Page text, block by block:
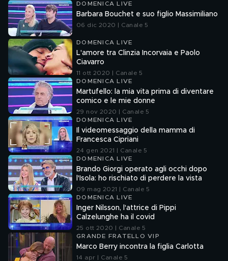
DOMENICA LIVE
Barbara Bouchet e suo figlio Massimiliano
06 dic 2020 | Canale 5
DOMENICA LIVE
L'amore tra Clinzia Incorvaia e Paolo
Ciavarro
11 ott 2020 | Canale 5
DOMENICA LIVE
Martufello: la mia vita prima di diventare
comico e le mie donne
29 nov 2020 | Canale 5
DOMENICA LIVE
Il videomessaggio della mamma di
Francesca Cipriani
24 gen 2021 | Canale 5
DOMENICA LIVE
Brando Giorgi operato agli occhi dopo
l'Isola: ho rischiato di perdere la vista
09 mag 2021 | Canale 5
DOMENICA LIVE
Inger Nilsson, l'attrice di Pippi
Calzelunghe ha il covid
25 ott 2020 | Canale 5
GRANDE FRATELLO VIP
Marco Berry incontra la figlia Carlotta
14 apr | Canale 5